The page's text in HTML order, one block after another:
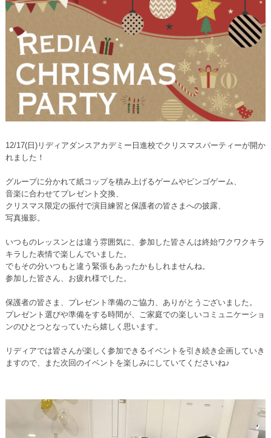
12/17(日)リディアダンスアカデミー日進校でクリスマスパーティーが開か
れました！
グループに分かれて紙コップを積み上げるゲームやビンゴゲーム、
音楽に合わせてプレゼント交換、
クリスマス限定の振付で演目練習と保護者の皆さまへの披露、
写真撮影。
いつものレッスンとは違う雰囲気に、参加した皆さんは終始ワクワクキラ
キラした表情で楽しんでいました。
でもその分いつもと違う緊張もあったかもしれませんね。
参加した皆さん、お疲れ様でした。
保護者の皆さま、プレゼント準備のご協力、ありがとうございました。
プレゼント選びや準備をする時間が、ご家庭での楽しいコミュニケーショ
ンのひとつとなっていたら嬉しく思います。
リディアでは皆さんが楽しく参加できるイベントを引き続き企画していき
ますので、また次回のイベントを楽しみにしていてくださいね♪